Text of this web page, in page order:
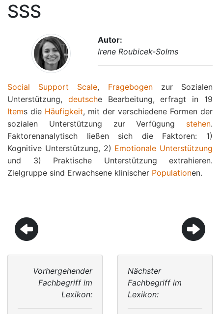
SSS
Autor:
Irene Roubicek-Solms
Social Support Scale, Fragebogenzur Sozialen
Unterstützung, deutsche Bearbeitung, erfragt in 19
Items die Häufigkeit, mit der verschiedene Formen der
sozialen Unterstützung zur Verfügung stehen.
Faktorenanalytisch ließen sich die Faktoren: 1)
Kognitive Unterstützung, 2) Emotionale Unterstützung
und 3) Praktische Unterstützung extrahieren.
Zielgruppe sind Erwachsene klinischer Populationen.
Vorhergehender
Fachbegriff im
Lexikon:
Nächster
Fachbegriff im
Lexikon: